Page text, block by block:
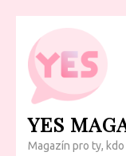
Přeskočit
obsah
(Enter)
YES
Magazín pro ty,